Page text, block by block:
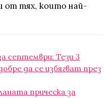
от тях, които най-
септември: Тези 3
да се избягват през
прическа за